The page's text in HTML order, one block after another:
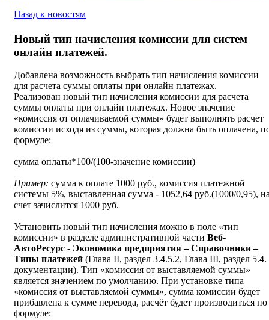
Назад к новостям
Новый тип начисления комиссии для систем
онлайн платежей.
Добавлена возможность выбрать тип начисления комиссии
для расчета суммы оплаты при онлайн платежах.
Реализован новый тип начисления комиссии для расчета
суммы оплаты при онлайн платежах. Новое значение
«комиссия от оплачиваемой суммы» будет выполнять расчет
комиссии исходя из суммы, которая должна быть оплачена,
формуле:
сумма оплаты*100/(100-значение комиссии)
Пример: сумма к оплате 1000 руб., комиссия платежной
системы 5%, выставленная сумма - 1052,64 руб.(1000/0,95),
счет зачислится 1000 руб.
Установить новый тип начисления можно в поле «тип
комиссии» в разделе административной части Веб-
АвтоРесурс - Экономика предприятия – Справочники –
Типы платежей (Глава II, раздел 3.4.5.2, Глава III, раздел 5.4.
документации). Тип «комиссия от выставляемой суммы»
является значением по умолчанию. При установке типа
«комиссия от выставляемой суммы», сумма комиссии будет
прибавлена к сумме перевода, расчёт будет производиться по
формуле: